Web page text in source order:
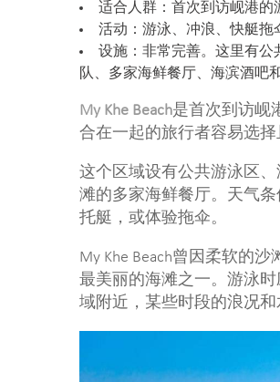
适合人群：首次到访岘港的
活动：游泳、冲浪、快艇拖
设施：非常完善。这里有公
队、多家海鲜餐厅、海滨酒吧
My Khe Beach是首次到访岘
合在一起的旅行者容易选择
这个区域设有公共游泳区
滩的多家海鲜餐厅。天气
托艇，或体验拖伞。
My Khe Beach曾因柔软的
最美丽的海滩之一。游泳
域附近，某些时段的浪况和